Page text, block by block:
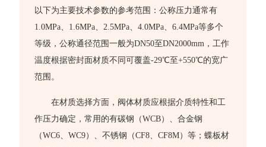
以下为主要技术参数的参考范围：公称压力通常有
1.0MPa、1.6MPa、2.5MPa、4.0MPa、6.4MPa等多个
等级，公称通径范围一般为DN50至DN2000mm，工作
温度根据密封面材质不同可覆盖-29℃至+550℃的宽广
范围。
在材质选择方面，阀体材质应根据介质特性和工
作压力确定，常用的有碳钢（WCB）、合金钢
（WC6、WC9）、不锈钢（CF8、CF8M）等；蝶板材